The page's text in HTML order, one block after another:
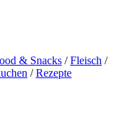
& Snacks /Fleisch /
/Rezepte